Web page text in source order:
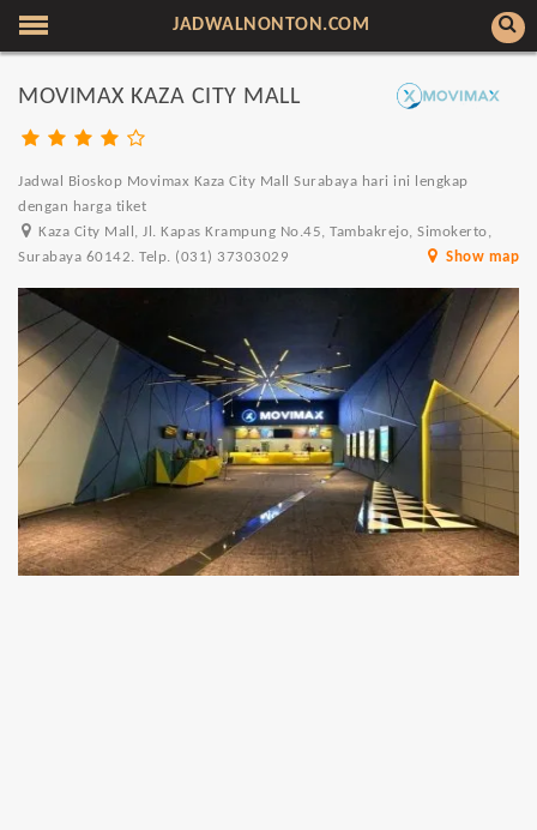
JADWALNONTON.COM
MOVIMAX KAZA CITY MALL
Jadwal Bioskop Movimax Kaza City Mall Surabaya hari ini lengkap
dengan harga tiket
Kaza City Mall, Jl. Kapas Krampung No.45, Tambakrejo, Simokerto,
Surabaya 60142. Telp. (031) 37303029
Show map